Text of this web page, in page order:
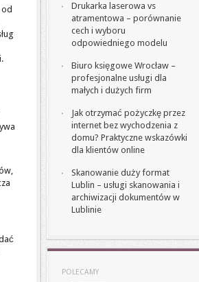
Drukarka laserowa vs
atramentowa – porównanie
cech i wyboru
odpowiedniego modelu
Biuro księgowe Wrocław –
profesjonalne usługi dla
małych i dużych firm
Jak otrzymać pożyczkę przez
internet bez wychodzenia z
domu? Praktyczne wskazówki
dla klientów online
Skanowanie duży format
Lublin – usługi skanowania i
archiwizacji dokumentów w
Lublinie
POLECAMY